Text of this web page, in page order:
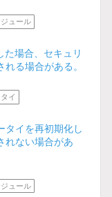
ュール
た場合、セキュリ
る場合がある。
イ
タイを再初期化し
れない場合があ
ジュール